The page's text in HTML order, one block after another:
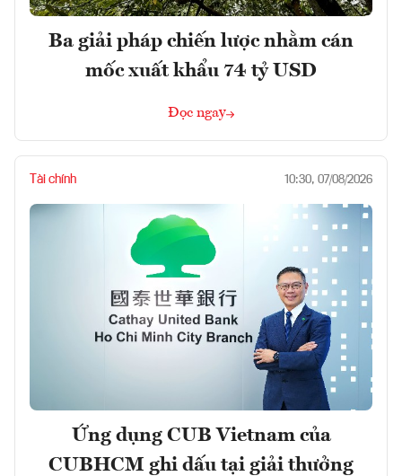
Ba giải pháp chiến lược nhằm cán
mốc xuất khẩu 74 tỷ USD
Đọc ngay
Tài chính 10:30, 07/08/2026
Ứng dụng CUB Vietnam của
CUBHCM ghi dấu tại giải thưởng